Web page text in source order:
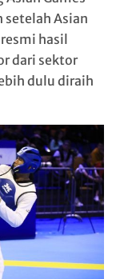
Asian
hasil
dari sektor
dulu diraih